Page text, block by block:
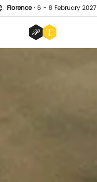
Florence· 6 - 8 February 2027